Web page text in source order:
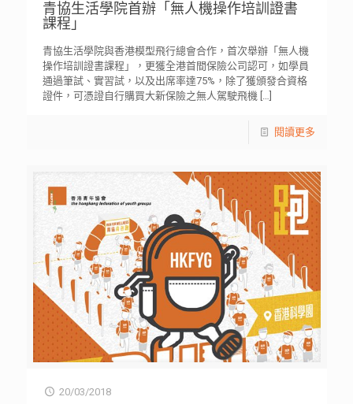
青協生活學院首辦「無人機操作培訓證書
課程」
青協生活學院與香港模型飛行總會合作，首次舉辦「無人機
操作培訓證書課程」，更獲全港首間保險公司認可，如學員
通過筆試、實習試，以及出席率達75%，除了獲頒發合資格
證件，可憑證自行購買大新保險之無人駕駛飛機[…]
閱讀更多
20/03/2018